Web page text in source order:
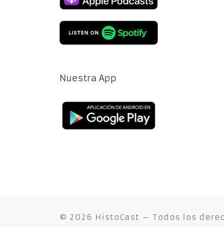
Nuestra App
© 2026 HistoCast – Todos los